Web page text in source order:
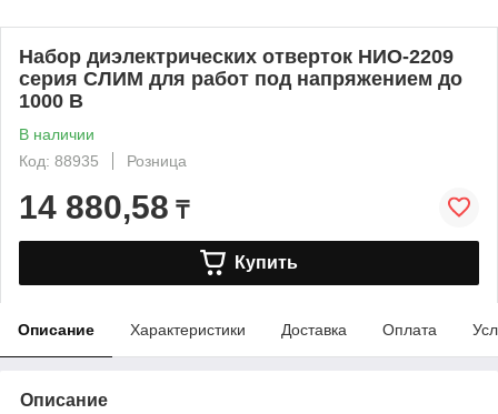
Набор диэлектрических отверток НИО-2209
серия СЛИМ для работ под напряжением до
1000 В
В наличии
Код: 88935
Розница
14 880,58 ₸
Купить
Описание Характеристики Доставка Оплата
Описание